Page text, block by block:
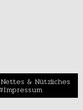
Nettes & Nützliches
Impressum